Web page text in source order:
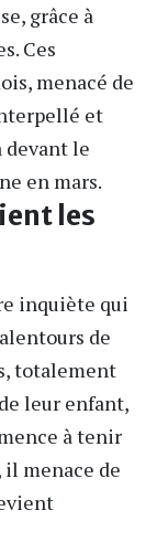
, grâce à
Ces
menacé de
et
devant le
en mars.
les
inquiète qui
de
totalement
leur enfant,
à tenir
il menace de